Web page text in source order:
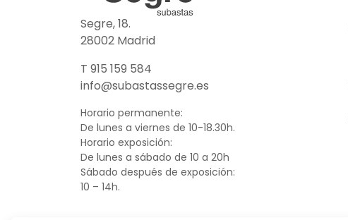
Segre, 18.
28002 Madrid
T 915 159 584
info@subastassegre.es
Horario permanente:
De lunes a viernes de 10-18.30h.
Horario exposición:
De lunes a sábado de 10 a 20h
Sábado después de exposición:
10 – 14h.